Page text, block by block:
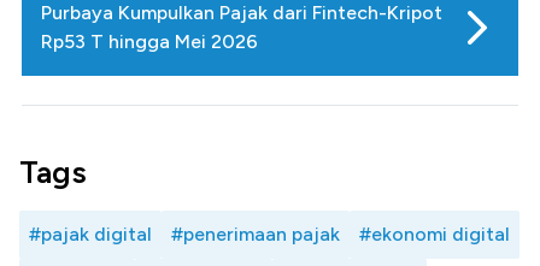
Purbaya Kumpulkan Pajak dari Fintech-Kripot
Rp53 T hingga Mei 2026
Tags
#pajak digital #penerimaan pajak #ekonomi digital